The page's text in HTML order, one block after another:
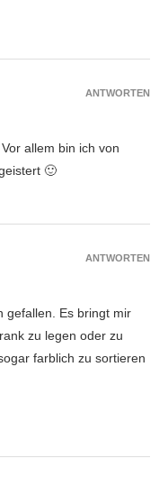
allem bin ich von
🙂
ANTWORTEN
gefallen. Es bringt mir
zu legen oder zu
farblich zu sortieren
ANTWORTEN